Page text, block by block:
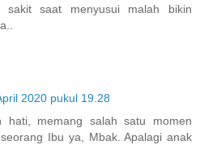
saat menyusui malah bikin
2020 pukul 19.28
hati, memang salah satu momen
Ibu ya, Mbak. Apalagi anak